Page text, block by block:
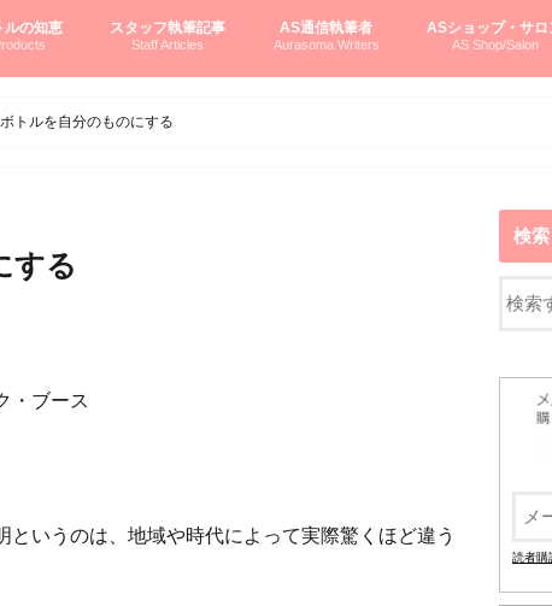
ルの知恵 スタッフ執筆記事
Staff Articles
AS通信執筆者
Aurasoma Writers
ASショップ・サロ
AS Shop/Salon
ボトルを自分のものにする
する
・ブース
というのは、地域や時代によって実際驚くほど違う
検索
読者購